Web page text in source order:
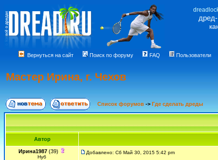
Вернуться на сайт Поиск по форуму FAQ Пользователи
Мастер Ирина, г. Чехов
Список форумов -> Где сделать дреды
Автор
Ирина1987 (39)
Нуб
Добавлено: Сб Май 30, 2015 5:42 pm